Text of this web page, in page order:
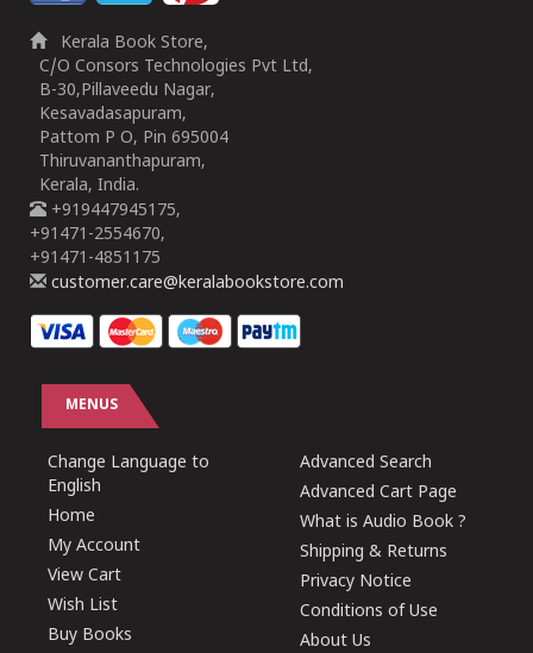
Kerala Book Store,
C/O Consors Technologies Pvt Ltd,
B-30,Pillaveedu Nagar,
Kesavadasapuram,
Pattom P O, Pin 695004
Thiruvananthapuram,
Kerala, India.
+919447945175,
+91471-2554670,
+91471-4851175
customer.care@keralabookstore.com
MENUS
Change Language to
English
Home
My Account
View Cart
Wish List
Buy Books
Advanced Search
Advanced Cart Page
What is Audio Book ?
Shipping & Returns
Privacy Notice
Conditions of Use
About Us